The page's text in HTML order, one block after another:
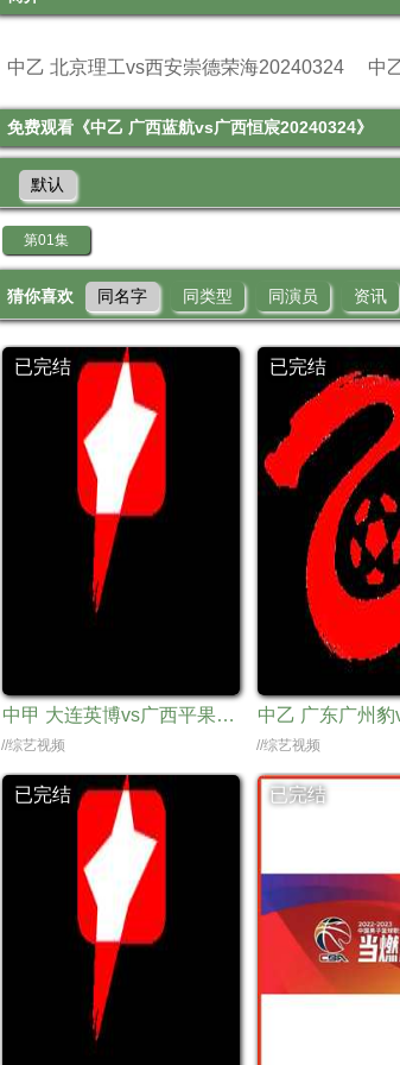
中乙 北京理工vs西安崇德荣海20240324 中
免费观看《中乙 广西蓝航vs广西恒宸20240324》
默认
第01集
猜你喜欢 同名字 同类型 同演员 资讯
已完结
中甲 大连英博vs广西平果哈嘹国晶20240324
//综艺视频
已完结
//综艺视频
已完结 已完结